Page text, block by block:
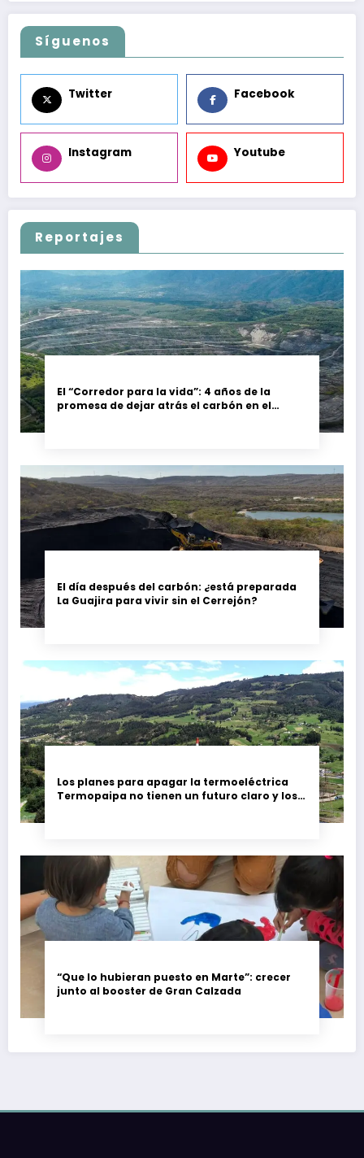
Síguenos
Twitter Facebook
Instagram Youtube
Reportajes
El “Corredor para la vida”: 4 años de la
promesa de dejar atrás el carbón en el
El día después del carbón: ¿está preparada
La Guajira para vivir sin el Cerrejón?
Los planes para apagar la termoeléctrica
Termopaipa no tienen un futuro claro y los
“Que lo hubieran puesto en Marte”: crecer
junto al booster de Gran Calzada